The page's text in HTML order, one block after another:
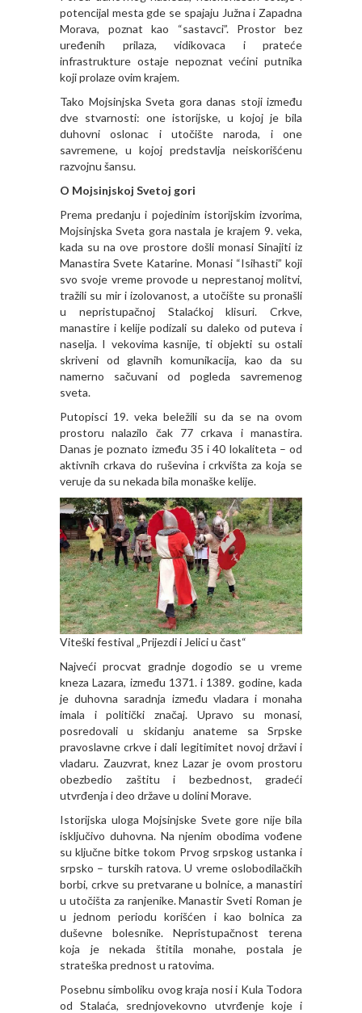
potencijal mesta gde se spajaju Južna i Zapadna
Morava, poznat kao “sastavci”. Prostor bez
uređenih prilaza, vidikovaca i prateće
infrastrukture ostaje nepoznat većini putnika
koji prolaze ovim krajem.
Tako Mojsinjska Sveta gora danas stoji između
dve stvarnosti: one istorijske, u kojoj je bila
duhovni oslonac i utočište naroda, i one
savremene, u kojoj predstavlja neiskorišćenu
razvojnu šansu.
O Mojsinjskoj Svetoj gori
Prema predanju i pojedinim istorijskim izvorima,
Mojsinjska Sveta gora nastala je krajem 9. veka,
kada su na ove prostore došli monasi Sinajiti iz
Manastira Svete Katarine. Monasi “Isihasti” koji
svo svoje vreme provode u neprestanoj molitvi,
tražili su mir i izolovanost, a utočište su pronašli
u nepristupačnoj Stalaćkoj klisuri. Crkve,
manastire i kelije podizali su daleko od puteva i
naselja. I vekovima kasnije, ti objekti su ostali
skriveni od glavnih komunikacija, kao da su
namerno sačuvani od pogleda savremenog
sveta.
Putopisci 19. veka beležili su da se na ovom
prostoru nalazilo čak 77 crkava i manastira.
Danas je poznato između 35 i 40 lokaliteta – od
aktivnih crkava do ruševina i crkvišta za koja se
veruje da su nekada bila monaške kelije.
Viteški festival „Prijezdi i Jelici u čast“
Najveći procvat gradnje dogodio se u vreme
kneza Lazara, između 1371. i 1389. godine, kada
je duhovna saradnja između vladara i monaha
imala i politički značaj. Upravo su monasi,
posredovali u skidanju anateme sa Srpske
pravoslavne crkve i dali legitimitet novoj državi i
vladaru. Zauzvrat, knez Lazar je ovom prostoru
obezbedio zaštitu i bezbednost, gradeći
utvrđenja i deo države u dolini Morave.
Istorijska uloga Mojsinjske Svete gore nije bila
isključivo duhovna. Na njenim obodima vođene
su ključne bitke tokom Prvog srpskog ustanka i
srpsko – turskih ratova. U vreme oslobodilačkih
borbi, crkve su pretvarane u bolnice, a manastiri
u utočišta za ranjenike. Manastir Sveti Roman je
u jednom periodu korišćen i kao bolnica za
duševne bolesnike. Nepristupačnost terena
koja je nekada štitila monahe, postala je
strateška prednost u ratovima.
Posebnu simboliku ovog kraja nosi i Kula Todora
od Stalaća, srednjovekovno utvrđenje koje i